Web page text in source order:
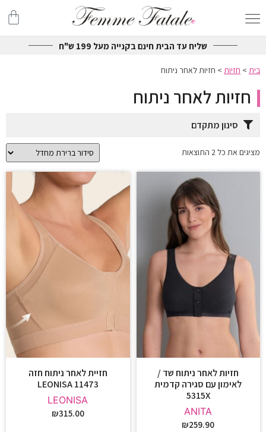
שליח עד הבית חינם בקנייה מעל 199 ש"ח
בית > חזיות > חזיות לאחר ניתוח
חזיות לאחר ניתוח
סינון מתקדם
מציגים את כל ⁦2⁩ התוצאות
חזיות לאחר ניתוח שד /
לאימון עם סגירה קדמית
5315X
ANITA
₪259.90
חזיית לאחר ניתוח חזה
11473 LEONISA
LEONISA
₪315.00